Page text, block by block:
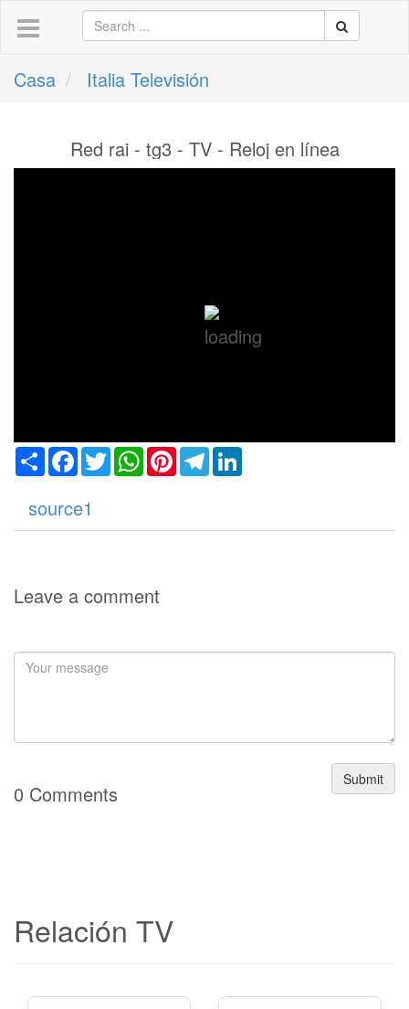
Casa Italia Televisión
Red rai - tg3 - TV - Reloj en línea
ShareFacebook
TwitterWhatsApp
PinterestTelegram
source1
Leave a comment
Submit
0 Comments
Relación TV